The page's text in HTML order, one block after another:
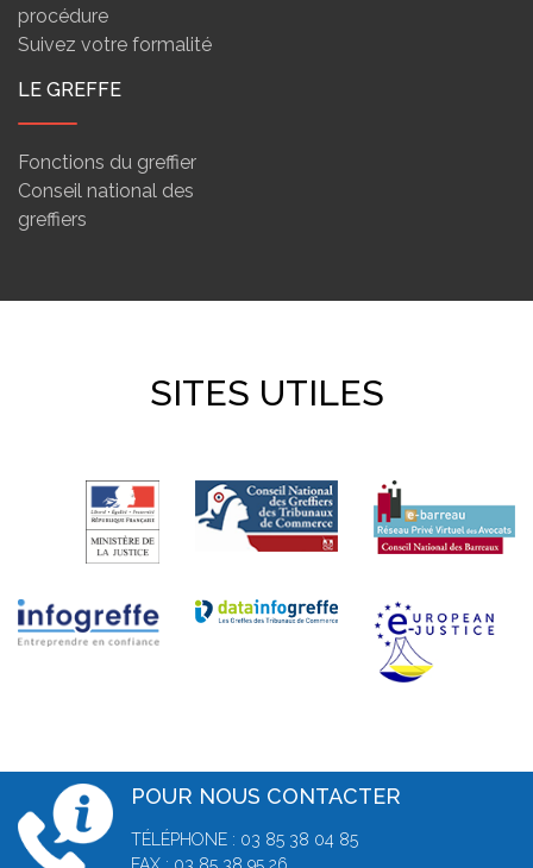
procédure
Suivez votre formalité
LE GREFFE
Fonctions du greffier
Conseil national des
greffiers
SITES UTILES
POUR NOUS CONTACTER
TÉLÉPHONE : 03 85 38 04 85